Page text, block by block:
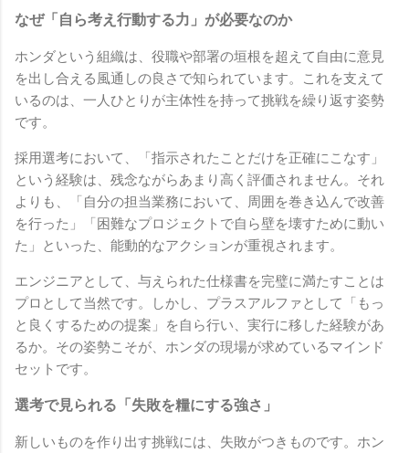
なぜ「自ら考え行動する力」が必要なのか
ホンダという組織は、役職や部署の垣根を超えて自由に意見
を出し合える風通しの良さで知られています。これを支えて
いるのは、一人ひとりが主体性を持って挑戦を繰り返す姿勢
です。
採用選考において、「指示されたことだけを正確にこなす」
という経験は、残念ながらあまり高く評価されません。それ
よりも、「自分の担当業務において、周囲を巻き込んで改善
を行った」「困難なプロジェクトで自ら壁を壊すために動い
た」といった、能動的なアクションが重視されます。
エンジニアとして、与えられた仕様書を完璧に満たすことは
プロとして当然です。しかし、プラスアルファとして「もっ
と良くするための提案」を自ら行い、実行に移した経験があ
るか。その姿勢こそが、ホンダの現場が求めているマインド
セットです。
選考で見られる「失敗を糧にする強さ」
新しいものを作り出す挑戦には、失敗がつきものです。ホン